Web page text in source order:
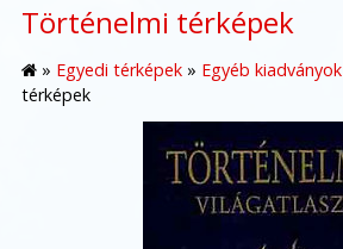
Történelmi térképek
» Egyedi térképek » Egyéb kiadványok
térképek